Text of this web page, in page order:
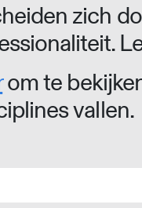
zich
om te
vallen.